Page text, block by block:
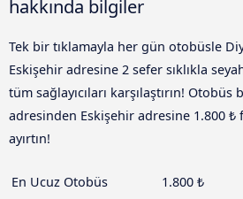
hakkında bilgiler
Tek bir tıklamayla her gün otobüsle
Eskişehir adresine 2 sefer sıklıkla
tüm sağlayıcıları karşılaştırın!
adresinden Eskişehir adresine 1.800 ₺
ayırtın!
En Ucuz Otobüs
1.800 ₺